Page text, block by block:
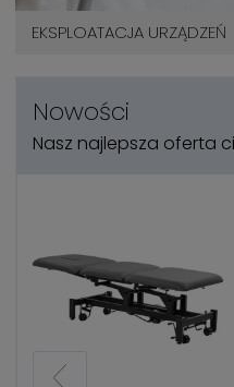
EKSPLOATACJA URZĄDZEŃ
Nowości
Nasz najlepsza oferta